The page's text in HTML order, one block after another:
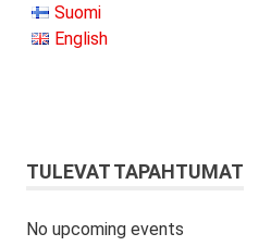
Suomi
English
TULEVAT TAPAHTUMAT
No upcoming events